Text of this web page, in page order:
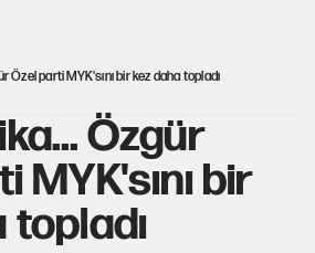
Özel parti MYK'sını bir kez daha topladı
Özgür
MYK'sını bir
topladı